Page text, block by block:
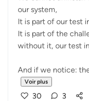
our system,
It is part of our test
It is part of the
without it, our test
And if we notice:
Voir plus
30 3